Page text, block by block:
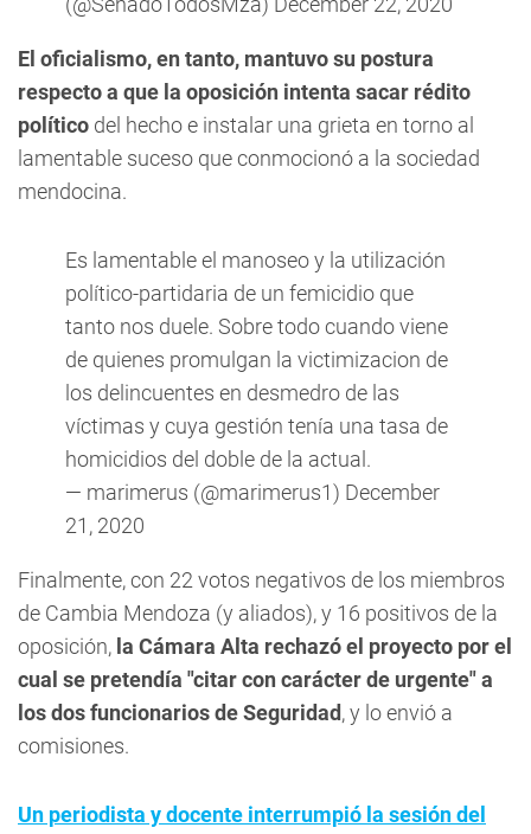
El oficialismo, en tanto, mantuvo su postura
respecto a que la oposición intenta sacar rédito
político del hecho e instalar una grieta en torno al
lamentable suceso que conmocionó a la sociedad
mendocina.
Es lamentable el manoseo y la utilización
político-partidaria de un femicidio que
tanto nos duele. Sobre todo cuando viene
de quienes promulgan la victimizacion de
los delincuentes en desmedro de las
víctimas y cuya gestión tenía una tasa de
homicidios del doble de la actual.
— marimerus (@marimerus1) December
21, 2020
Finalmente, con 22 votos negativos de los miembros
de Cambia Mendoza (y aliados), y 16 positivos de la
oposición, la Cámara Alta rechazó el proyecto por el
cual se pretendía "citar con carácter de urgente" a
los dos funcionarios de Seguridad, y lo envió a
comisiones.
Un periodista y docente interrumpió la sesión del